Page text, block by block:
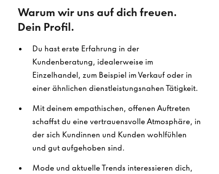
Warum wir uns auf dich freuen.
Dein Profil.
Du hast erste Erfahrung in der
Kundenberatung, idealerweise im
Einzelhandel, zum Beispiel im Verkauf oder in
einer ähnlichen dienstleistungsnahen Tätigkeit.
Mit deinem empathischen, offenen Auftreten
schaffst du eine vertrauensvolle Atmosphäre, in
der sich Kundinnen und Kunden wohlfühlen
und gut aufgehoben sind.
Mode und aktuelle Trends interessieren dich,